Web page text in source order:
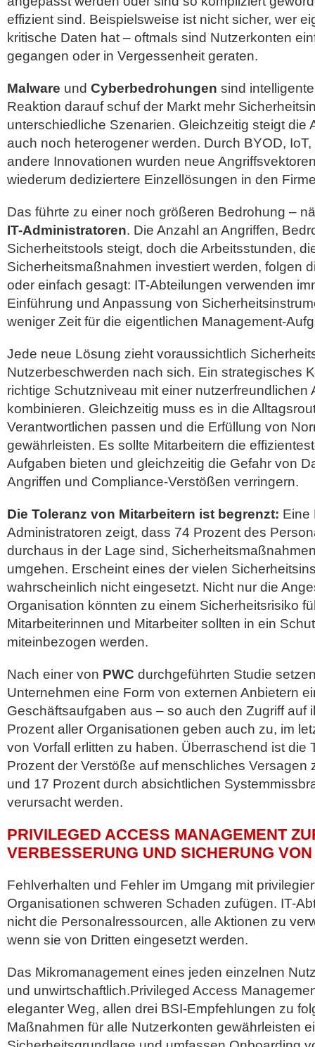
effizient sind. Beispielsweise ist nicht sicher, wer
kritische Daten hat – oftmals sind Nutzerkonten
gegangen oder in Vergessenheit geraten.
Malware und Cyberbedrohungen sind
Reaktion darauf schuf der Markt mehr
unterschiedliche Szenarien. Gleichzeitig steigt die
auch noch heterogener werden. Durch BYOD,
andere Innovationen wurden neue
wiederum dediziertere Einzellösungen in den
Das führte zu einer noch größeren Bedrohung –
IT-Administratoren. Die Anzahl an Angriffen,
Sicherheitstools steigt, doch die Arbeitsstunden,
Sicherheitsmaßnahmen investiert werden, folgen
oder einfach gesagt: IT-Abteilungen verwenden
Einführung und Anpassung von
weniger Zeit für die eigentlichen Management-
Jede neue Lösung zieht voraussichtlich
Nutzerbeschwerden nach sich. Ein strategisches
richtige Schutzniveau mit einer nutzerfreundlichen
kombinieren. Gleichzeitig muss es in die
Verantwortlichen passen und die Erfüllung von
gewährleisten. Es sollte Mitarbeitern die
Aufgaben bieten und gleichzeitig die Gefahr von
Angriffen und Compliance-Verstößen verringern.
Die Toleranz von Mitarbeitern ist begrenzt: Eine
Administratoren zeigt, dass 74 Prozent des
durchaus in der Lage sind,
umgehen. Erscheint eines der vielen
wahrscheinlich nicht eingesetzt. Nicht nur die
Organisation könnten zu einem Sicherheitsrisiko
Mitarbeiterinnen und Mitarbeiter sollten in ein
miteinbezogen werden.
Nach einer von PWC durchgeführten Studie
Unternehmen eine Form von externen Anbietern
Geschäftsaufgaben aus – so auch den Zugriff auf
Prozent aller Organisationen geben auch zu, im
von Vorfall erlitten zu haben. Überraschend ist die
Prozent der Verstöße auf menschliches Versagen
und 17 Prozent durch absichtlichen
verursacht werden.
PRIVILEGED ACCESS MANAGEMENT
VERBESSERUNG UND SICHERUNG
Fehlverhalten und Fehler im Umgang mit
Organisationen schweren Schaden zufügen. IT-
nicht die Personalressourcen, alle Aktionen zu
wenn sie von Dritten eingesetzt werden.
Das Mikromanagement eines jeden einzelnen
und unwirtschaftlich.Privileged Access
eleganter Weg, allen drei BSI-Empfehlungen zu
Maßnahmen für alle Nutzerkonten gewährleisten